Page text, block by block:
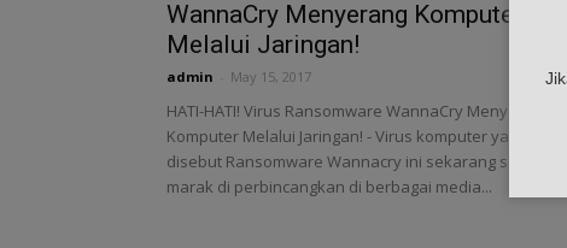
WannaCry Menyerang Komputer
Melalui Jaringan!
admin May 15, 2017
HATI-HATI! Virus Ransomware WannaCry Menyerang
Komputer Melalui Jaringan! - Virus komputer yang
disebut Ransomware Wannacry ini sekarang sedang
marak di perbincangkan di berbagai media...